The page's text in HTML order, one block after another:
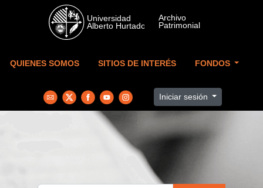
Skip to main content
QUIENES SOMOS SITIOS DE INTERÉS FONDOS
Iniciar sesión